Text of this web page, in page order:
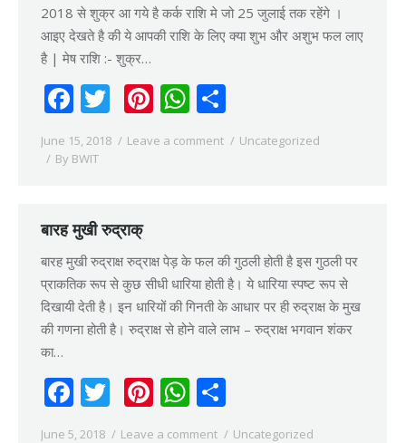
2018 से शुक्र आ गये है कर्क राशि मे जो 25 जुलाई तक रहेंगे ।
आइए देखते है की ये आपकी राशि के लिए क्या शुभ और अशुभ फल लाए
है | मेष राशि :- शुक्र…
Facebook
Twitter
Pinterest
WhatsApp
June 15, 2018 Leave a comment
Uncategorized
By BWIT
बारह मुखी रुद्राक्
बारह मुखी रुद्राक्ष रुद्राक्ष पेड़ के फल की गुठली होती है इस गुठली पर
प्राकतिक रूप से कुछ सीधी धारिया होती है। ये धारिया स्पष्ट रूप से
दिखायी देती है। इन धारियों की गिनती के आधार पर ही रुद्राक्ष के मुख
की गणना होती है। रुद्राक्ष से होने वाले लाभ – रुद्राक्ष भगवान शंकर
का…
Facebook
Twitter
Pinterest
WhatsApp
June 5, 2018 Leave a comment
Uncategorized